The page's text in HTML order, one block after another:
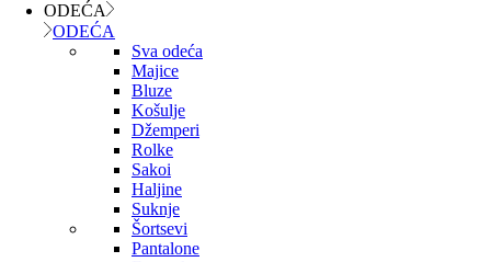
ODEĆA
ODEĆA
Sva odeća
Majice
Bluze
Košulje
Džemperi
Rolke
Sakoi
Haljine
Suknje
Šortsevi
Pantalone